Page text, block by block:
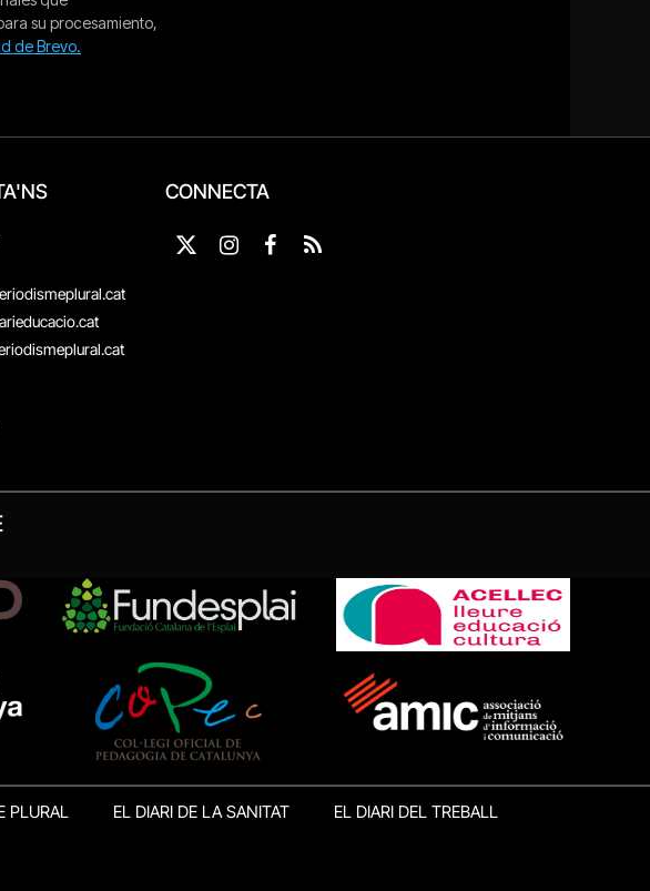
CONNECTA
X
Instagram
Facebook
RSS
PLURAL EL DIARI DE LA SANITAT EL DIARI DEL TREBALL